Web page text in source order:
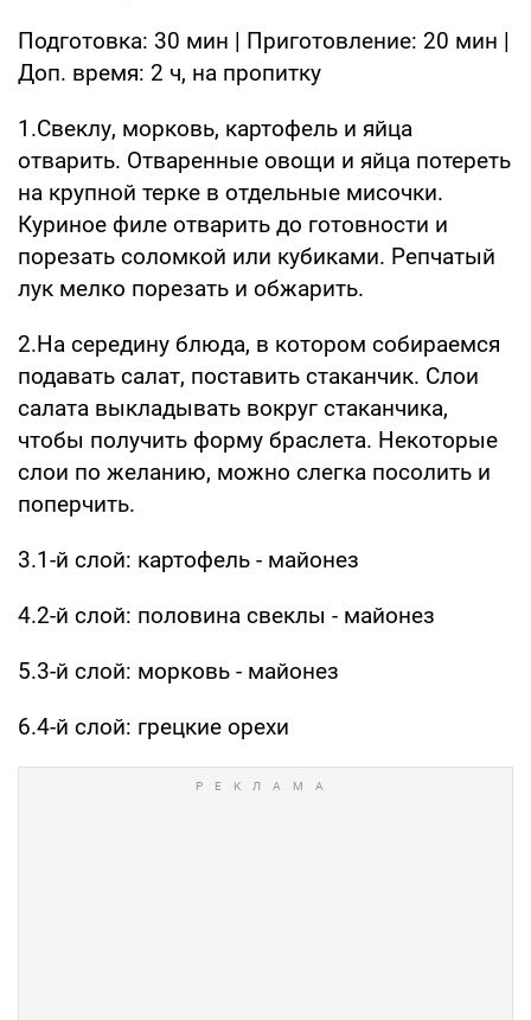
Подготовка: 30 мин | Приготовление: 20 мин |
Доп. время: 2 ч, на пропитку
1.Свеклу, морковь, картофель и яйца
отварить. Отваренные овощи и яйца потереть
на крупной терке в отдельные мисочки.
Куриное филе отварить до готовности и
порезать соломкой или кубиками. Репчатый
лук мелко порезать и обжарить.
2.На середину блюда, в котором собираемся
подавать салат, поставить стаканчик. Слои
салата выкладывать вокруг стаканчика,
чтобы получить форму браслета. Некоторые
слои по желанию, можно слегка посолить и
поперчить.
3.1-й слой: картофель - майонез
4.2-й слой: половина свеклы - майонез
5.3-й слой: морковь - майонез
6.4-й слой: грецкие орехи